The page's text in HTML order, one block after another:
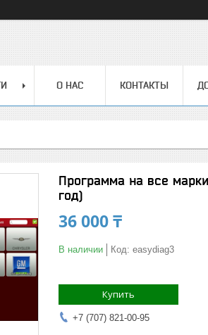
О НАС КОНТАКТЫ
Программа на все
год)
36 000 ₸
В наличии Код: easydiag3
Купить
+7 (707) 821-00-95